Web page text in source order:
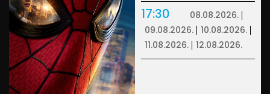
17:30
08.08.2026.
09.08.2026.
10.08.2026.
11.08.2026.
12.08.2026.